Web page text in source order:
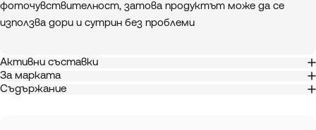
фоточувствителност, затова продуктът може да се
използва дори и сутрин без проблеми
Активни съставки
За марката
Съдържание